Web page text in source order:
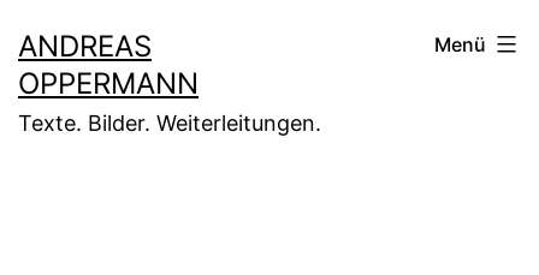
Inhalt
springen
ANDREAS
OPPERMANN
Texte. Bilder. Weiterleitungen.
Menü